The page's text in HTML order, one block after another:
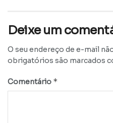
Deixe um
O seu endereço de e-mail
obrigatórios são marcados
Comentário *